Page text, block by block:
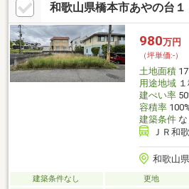
和歌山県橋本市あやの台１
980万円
（坪単価:-）
土地面積
用途地域１
建ぺい率
容積率
建築条件な
ＪＲ和
和歌山
建築条件なし 更地